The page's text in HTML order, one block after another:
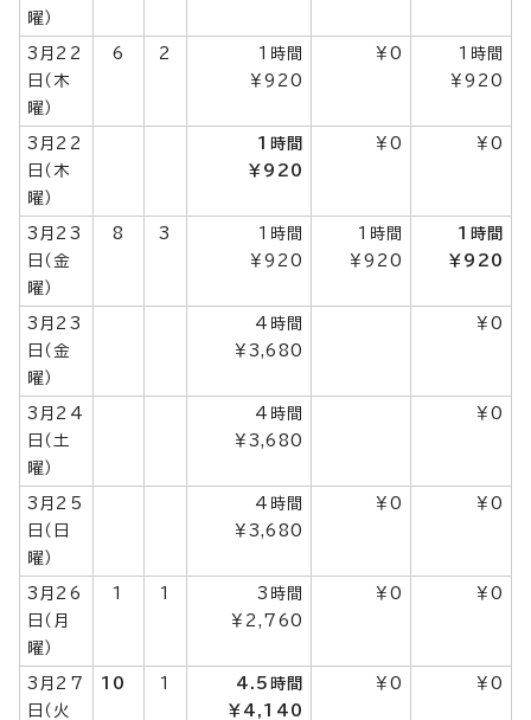
曜）
3月22
日（木
曜）
6 2
1時間
￥920
￥0
1時間
￥920
3月22
日（木
曜）
1時間
￥920
￥0 ￥0
3月23
日（金
曜）
8 3
1時間
￥920
1時間
￥920
1時間
￥920
3月23
日（金
曜）
4時間
￥3,680
￥0
3月24
日（土
曜）
4時間
￥3,680
￥0
3月25
日（日
曜）
4時間
￥3,680
￥0 ￥0
3月26
日（月
曜）
1 1
3時間
￥2,760
￥0 ￥0
3月27
日（火
10 1
4.5時間
￥4,140
￥0 ￥0